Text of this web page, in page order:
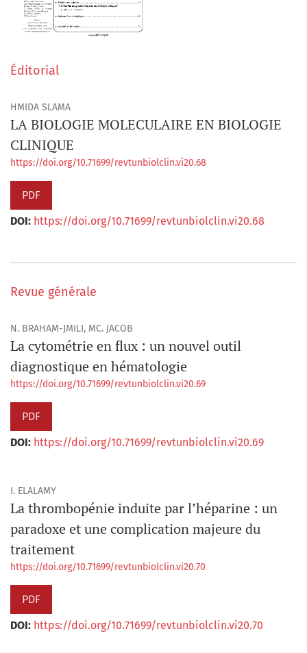
Éditorial
HMIDA SLAMA
LA BIOLOGIE MOLECULAIRE EN BIOLOGIE
CLINIQUE
https://doi.org/10.71699/revtunbiolclin.vi20.68
PDF
DOI: https://doi.org/10.71699/revtunbiolclin.vi20.68
Revue générale
N. BRAHAM-JMILI, MC. JACOB
La cytométrie en flux : un nouvel outil
diagnostique en hématologie
https://doi.org/10.71699/revtunbiolclin.vi20.69
PDF
DOI: https://doi.org/10.71699/revtunbiolclin.vi20.69
I. ELALAMY
La thrombopénie induite par l’héparine : un
paradoxe et une complication majeure du
traitement
https://doi.org/10.71699/revtunbiolclin.vi20.70
PDF
DOI: https://doi.org/10.71699/revtunbiolclin.vi20.70